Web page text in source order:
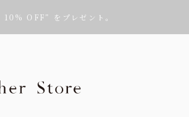
OFF” をプレゼント。